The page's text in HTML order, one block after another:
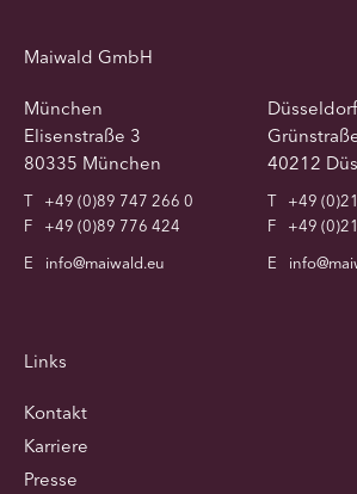
Maiwald GmbH
München
Elisenstraße 3
80335 München
T
+49 (0)89 747 266 0
F
+49 (0)89 776 424
E
info@maiwald.eu
Düsseldorf
40212
T
+49
F
+49
E
Links
Kontakt
Karriere
Presse